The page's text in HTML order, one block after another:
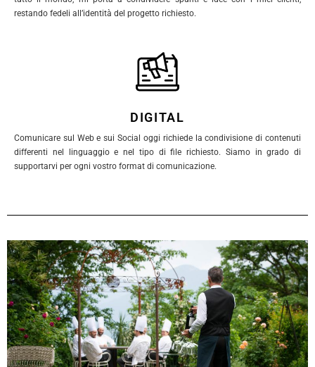
restando fedeli all’identità del progetto richiesto.
DIGITAL
Comunicare sul Web e sui Social oggi richiede la condivisione di contenuti
differenti nel linguaggio e nel tipo di file richiesto. Siamo in grado di
supportarvi per ogni vostro format di comunicazione.